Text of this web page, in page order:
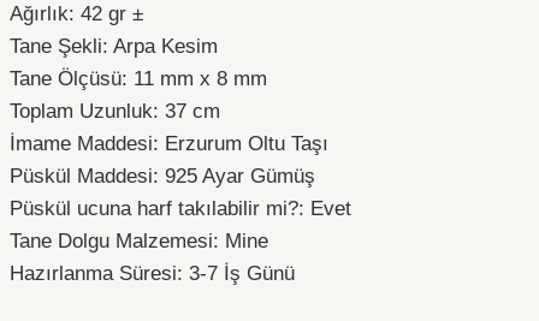
Ağırlık: 42 gr ±
Tane Şekli: Arpa Kesim
Tane Ölçüsü: 11 mm x 8 mm
Toplam Uzunluk: 37 cm
İmame Maddesi: Erzurum Oltu Taşı
Püskül Maddesi: 925 Ayar Gümüş
Püskül ucuna harf takılabilir mi?: Evet
Tane Dolgu Malzemesi: Mine
Hazırlanma Süresi: 3-7 İş Günü